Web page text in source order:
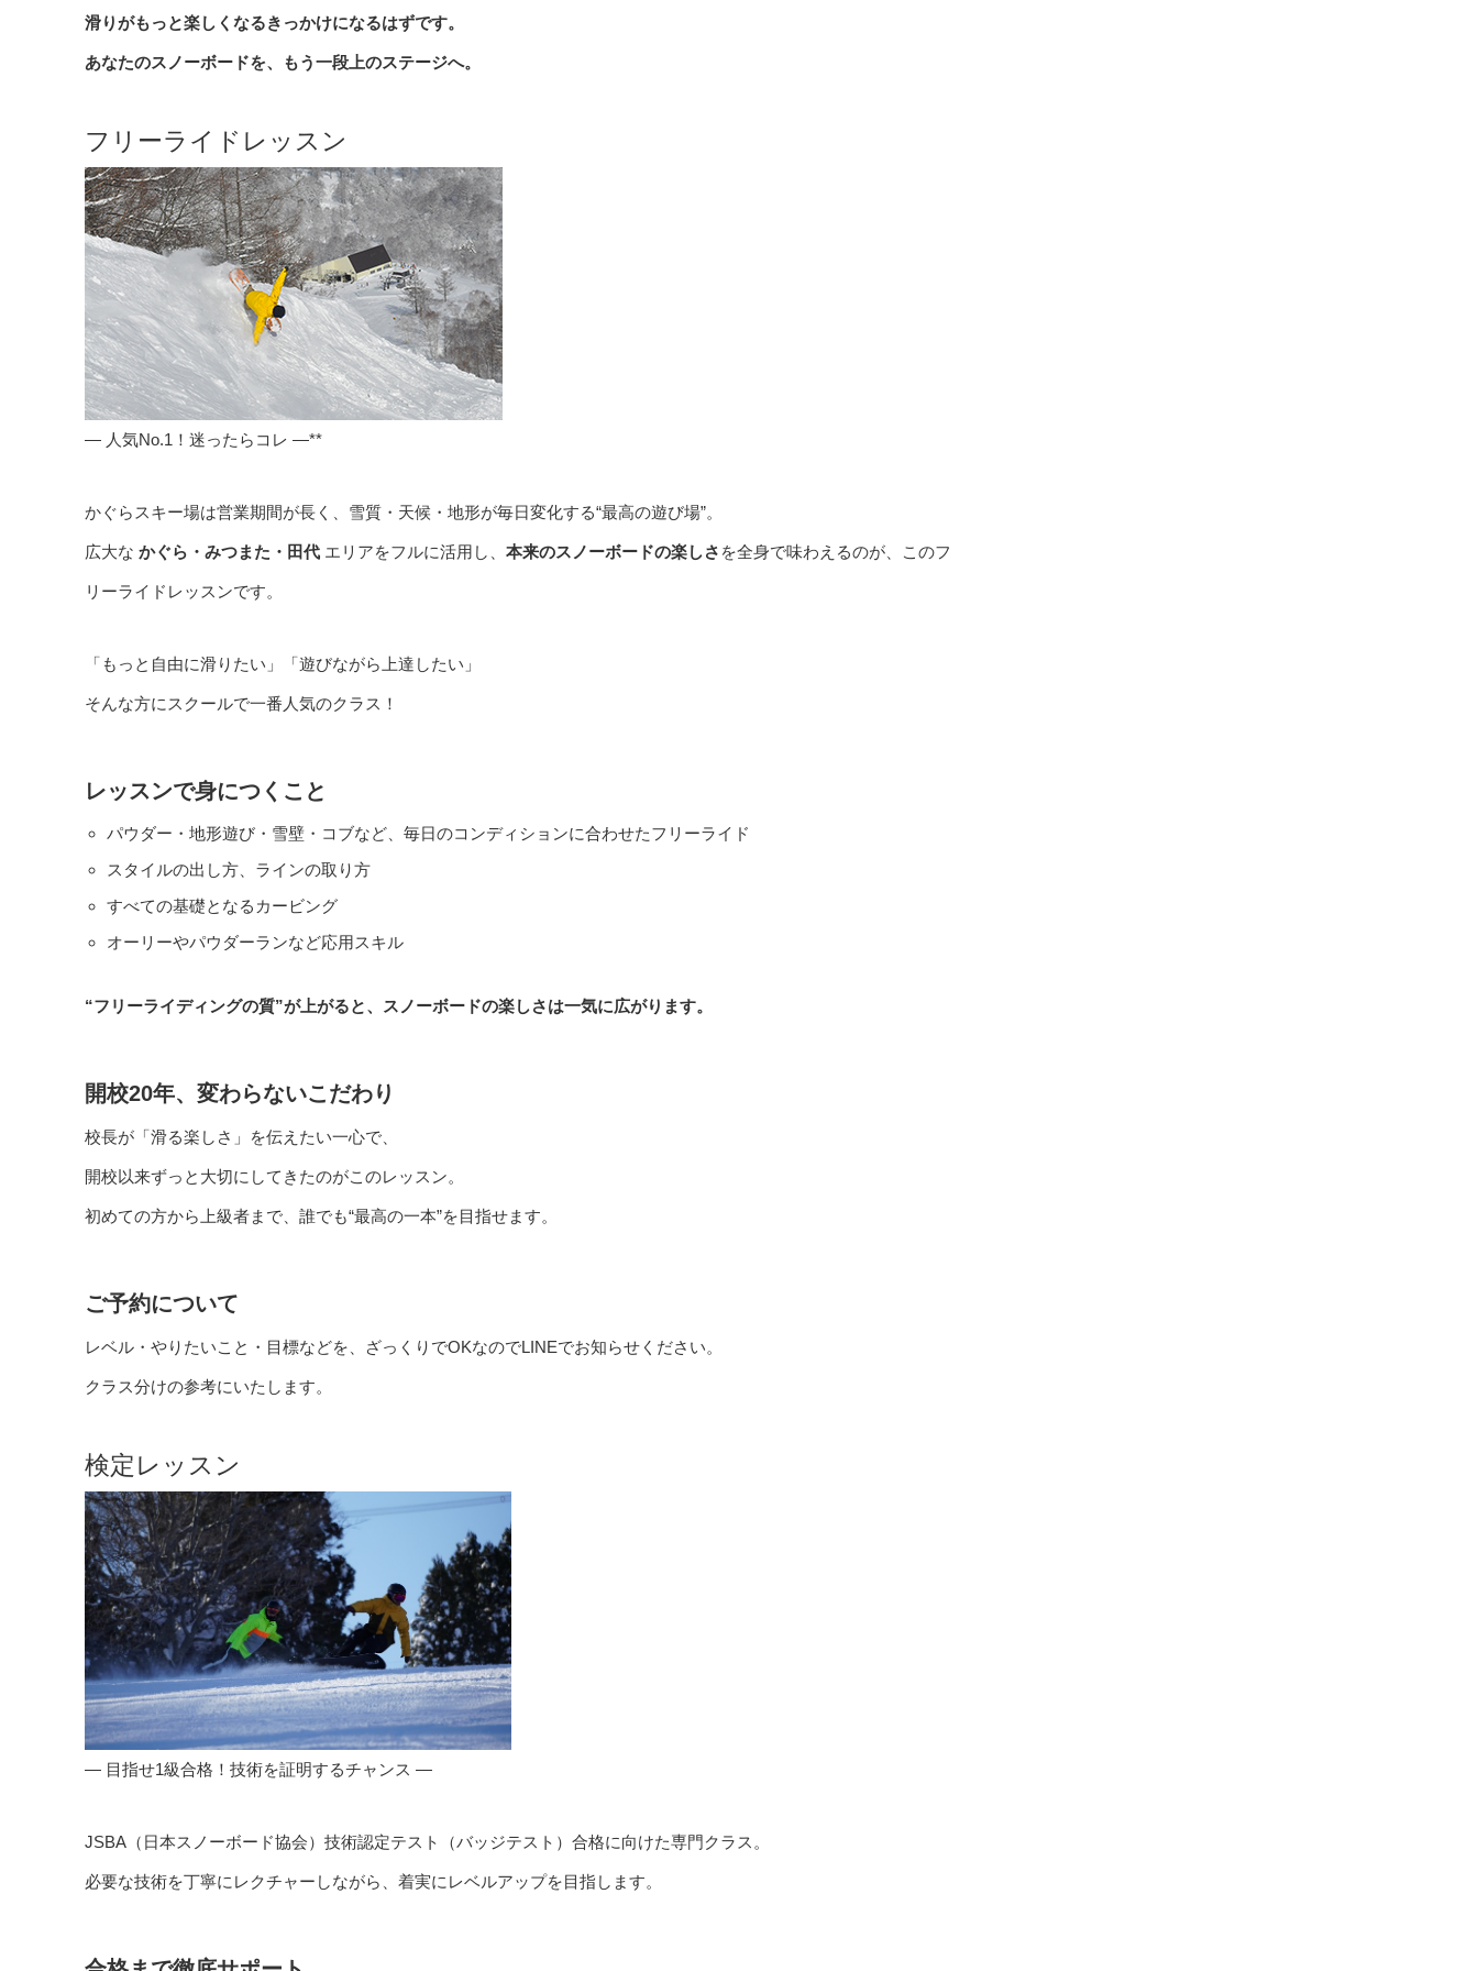
滑りがもっと楽しくなるきっかけになるはずです。
あなたのスノーボードを、もう一段上のステージへ。
フリーライドレッスン
— 人気No.1！迷ったらコレ —**
かぐらスキー場は営業期間が長く、雪質・天候・地形が毎日変化する“最高の遊び場”。
広大な かぐら・みつまた・田代 エリアをフルに活用し、 本来のスノーボードの楽しさ を全身で味わえるのが、このフ
リーライドレッスンです。
「もっと自由に滑りたい」「遊びながら上達したい」
そんな方にスクールで一番人気のクラス！
レッスンで身につくこと
パウダー・地形遊び・雪壁・コブなど、毎日のコンディションに合わせたフリーライド
スタイルの出し方、ラインの取り方
すべての基礎となるカービング
オーリーやパウダーランなど応用スキル
“フリーライディングの質”が上がると、スノーボードの楽しさは一気に広がります。
開校20年、変わらないこだわり
校長が「滑る楽しさ」を伝えたい一心で、
開校以来ずっと大切にしてきたのがこのレッスン。
初めての方から上級者まで、誰でも“最高の一本”を目指せます。
ご予約について
レベル・やりたいこと・目標などを、ざっくりでOKなのでLINEでお知らせください。
クラス分けの参考にいたします。
検定レッスン
— 目指せ1級合格！技術を証明するチャンス —
JSBA（日本スノーボード協会）技術認定テスト（バッジテスト）合格に向けた専門クラス。
必要な技術を丁寧にレクチャーしながら、着実にレベルアップを目指します。